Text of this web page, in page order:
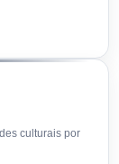
culturais por